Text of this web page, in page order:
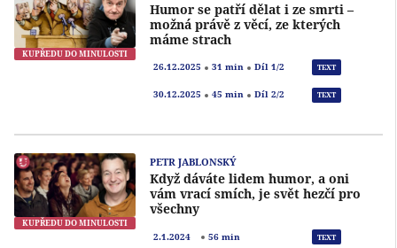
KUPŘEDU DO MINULOSTI
Humor se patří dělat i ze smrti –
možná právě z věcí, ze kterých
máme strach
26.12.2025 31 min Díl 1/2 TEXT
30.12.2025 45 min Díl 2/2 TEXT
KUPŘEDU DO MINULOSTI
PETR JABLONSKÝ
Když dáváte lidem humor, a oni
vám vrací smích, je svět hezčí pro
všechny
2.1.2024 56 min TEXT